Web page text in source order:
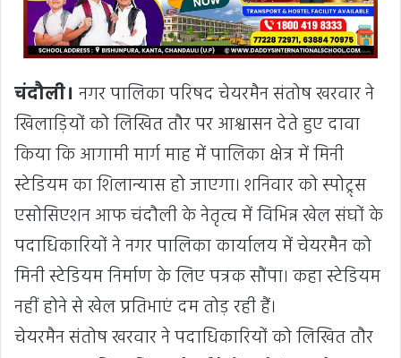
चंदौली। नगर पालिका परिषद चेयरमैन संतोष खरवार ने
खिलाड़ियों को लिखित तौर पर आश्वासन देते हुए दावा
किया कि आगामी मार्ग माह में पालिका क्षेत्र में मिनी
स्टेडियम का शिलान्यास हो जाएगा। शनिवार को स्पोट्र्स
एसोसिएशन आफ चंदौली के नेतृत्व में विभिन्न खेल संघों के
पदाधिकारियों ने नगर पालिका कार्यालय में चेयरमैन को
मिनी स्टेडियम निर्माण के लिए पत्रक सौंपा। कहा स्टेडियम
नहीं होने से खेल प्रतिभाएं दम तोड़ रही हैं।
चेयरमैन संतोष खरवार ने पदाधिकारियों को लिखित तौर